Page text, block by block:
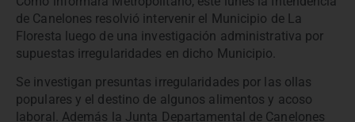
de Canelones resolvió intervenir el Municipio de La
Floresta luego de una investigación administrativa por
supuestas irregularidades en dicho Municipio.
Se investigan presuntas irregularidades por las ollas
populares y el destino de algunos alimentos y acoso
laboral. Además la Junta Departamental de Canelones